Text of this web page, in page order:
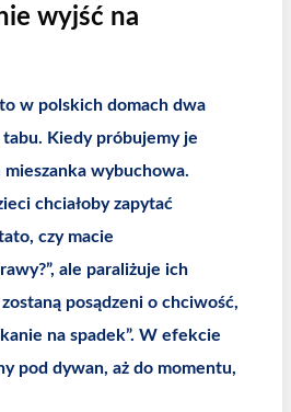
wyjść na
w polskich domach dwa
Kiedy próbujemy je
mieszanka wybuchowa.
chciałoby zapytać
czy macie
ale paraliżuje ich
posądzeni o chciwość,
na spadek”. W efekcie
pod dywan, aż do momentu,